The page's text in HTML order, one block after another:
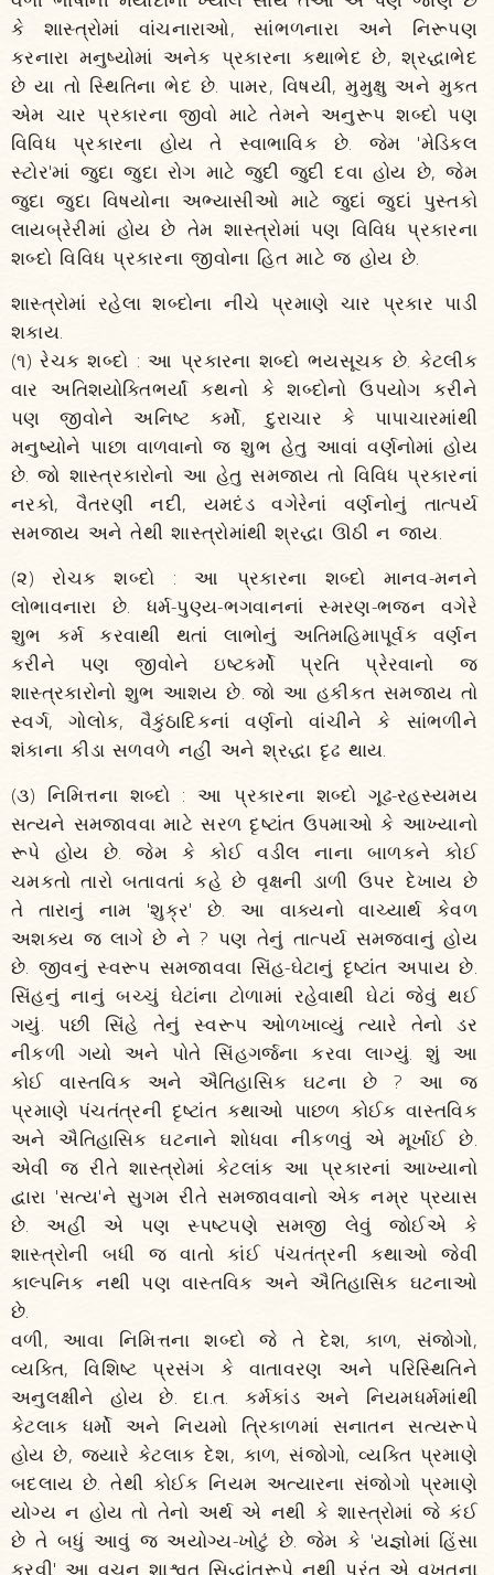
કે શાસ્ત્રોમાં વાંચનારાઓ, સાંભળનારા અને નિરૂપણ
કરનારા મનુષ્યોમાં અનેક પ્રકારના કથાભેદ છે, શ્રદ્ધાભેદ
છે યા તો સ્થિતિના ભેદ છે. પામર, વિષયી, મુમુક્ષુ અને મુક્ત
એમ ચાર પ્રકારના જીવો માટે તેમને અનુરૂપ શબ્દો પણ
વિવિધ પ્રકારના હોય તે સ્વાભાવિક છે. જેમ 'મેડિકલ
સ્ટોર'માં જુદા જુદા રોગ માટે જુદી જુદી દવા હોય છે, જેમ
જુદા જુદા વિષયોના અભ્યાસીઓ માટે જુદાં જુદાં પુસ્તકો
લાયબ્રેરીમાં હોય છે તેમ શાસ્ત્રોમાં પણ વિવિધ પ્રકારના
શબ્દો વિવિધ પ્રકારના જીવોના હિત માટે જ હોય છે.
શાસ્ત્રોમાં રહેલા શબ્દોના નીચે પ્રમાણે ચાર પ્રકાર પાડી
શકાય.
(૧) રેચક શબ્દો : આ પ્રકારના શબ્દો ભયસૂચક છે. કેટલીક
વાર અતિશયોક્તિભર્યાં કથનો કે શબ્દોનો ઉપયોગ કરીને
પણ જીવોને અનિષ્ટ કર્મો, દુરાચાર કે પાપાચારમાંથી
મનુષ્યોને પાછા વાળવાનો જ શુભ હેતુ આવાં વર્ણનોમાં હોય
છે. જો શાસ્ત્રકારોનો આ હેતુ સમજાય તો વિવિધ પ્રકારનાં
નરકો, વૈતરણી નદી, યમદંડ વગેરેનાં વર્ણનોનું તાત્પર્ય
સમજાય અને તેથી શાસ્ત્રોમાંથી શ્રદ્ધા ઊઠી ન જાય.
(૨) રોચક શબ્દો : આ પ્રકારના શબ્દો માનવ-મનને
લોભાવનારા છે. ધર્મ-પુણ્ય-ભગવાનનાં સ્મરણ-ભજન વગેરે
શુભ કર્મ કરવાથી થતાં લાભોનું અતિમહિમાપૂર્વક વર્ણન
કરીને પણ જીવોને ઇષ્ટકર્મો પ્રતિ પ્રેરવાનો જ
શાસ્ત્રકારોનો શુભ આશય છે. જો આ હકીકત સમજાય તો
સ્વર્ગ, ગોલોક, વૈકુંઠાદિકનાં વર્ણનો વાંચીને કે સાંભળીને
શંકાના કીડા સળવળે નહીં અને શ્રદ્ધા દૃઢ થાય.
(૩) નિમિત્તના શબ્દો : આ પ્રકારના શબ્દો ગૂઢ-રહસ્યમય
સત્યને સમજાવવા માટે સરળ દૃષ્ટાંત ઉપમાઓ કે આખ્યાનો
રૂપે હોય છે. જેમ કે કોઈ વડીલ નાના બાળકને કોઈ
ચમકતો તારો બતાવતાં કહે છે વૃક્ષની ડાળી ઉપર દેખાય છે
તે તારાનું નામ 'શુક્ર' છે. આ વાક્યનો વાચ્યાર્થ કેવળ
અશક્ય જ લાગે છે ને ? પણ તેનું તાત્પર્ય સમજવાનું હોય
છે. જીવનું સ્વરૂપ સમજાવવા સિંહ-ઘેટાનું દૃષ્ટાંત અપાય છે.
સિંહનું નાનું બચ્ચું ઘેટાંના ટોળામાં રહેવાથી ઘેટાં જેવું થઈ
ગયું. પછી સિંહે તેનું સ્વરૂપ ઓળખાવ્યું ત્યારે તેનો ડર
નીકળી ગયો અને પોતે સિંહગર્જના કરવા લાગ્યું. શું આ
કોઈ વાસ્તવિક અને ઐતિહાસિક ઘટના છે ? આ જ
પ્રમાણે પંચતંત્રની દૃષ્ટાંત કથાઓ પાછળ કોઈક વાસ્તવિક
અને ઐતિહાસિક ઘટનાને શોધવા નીકળવું એ મૂર્ખાઈ છે.
એવી જ રીતે શાસ્ત્રોમાં કેટલાંક આ પ્રકારનાં આખ્યાનો
દ્વારા 'સત્ય'ને સુગમ રીતે સમજાવવાનો એક નમ્ર પ્રયાસ
છે. અહીં એ પણ સ્પષ્ટપણે સમજી લેવું જોઈએ કે
શાસ્ત્રોની બધી જ વાતો કાંઈ પંચતંત્રની કથાઓ જેવી
કાલ્પનિક નથી પણ વાસ્તવિક અને ઐતિહાસિક ઘટનાઓ
છે.
વળી, આવા નિમિત્તના શબ્દો જે તે દેશ, કાળ, સંજોગો,
વ્યક્તિ, વિશિષ્ટ પ્રસંગ કે વાતાવરણ અને પરિસ્થિતિને
અનુલક્ષીને હોય છે. દા.ત. કર્મકાંડ અને નિયમધર્મમાંથી
કેટલાક ધર્મો અને નિયમો ત્રિકાળમાં સનાતન સત્યરૂપે
હોય છે, જ્યારે કેટલાક દેશ, કાળ, સંજોગો, વ્યક્તિ પ્રમાણે
બદલાય છે. તેથી કોઈક નિયમ અત્યારના સંજોગો પ્રમાણે
યોગ્ય ન હોય તો તેનો અર્થ એ નથી કે શાસ્ત્રોમાં જે કંઈ
છે તે બધું આવું જ અયોગ્ય-ખોટું છે. જેમ કે 'યજ્ઞોમાં હિંસા
કરવી' આ વચન શાશ્વત સિદ્ધાંતરૂપે નથી પરંતુ એ વખતના